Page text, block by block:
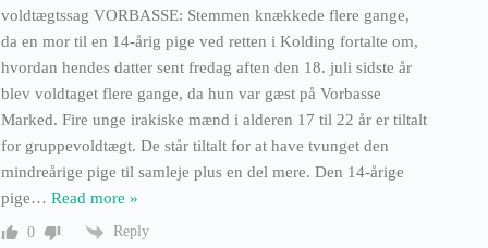
voldtægtssag VORBASSE: Stemmen knækkede flere gange,
da en mor til en 14-årig pige ved retten i Kolding fortalte om,
hvordan hendes datter sent fredag aften den 18. juli sidste år
blev voldtaget flere gange, da hun var gæst på Vorbasse
Marked. Fire unge irakiske mænd i alderen 17 til 22 år er tiltalt
for gruppevoldtægt. De står tiltalt for at have tvunget den
mindreårige pige til samleje plus en del mere. Den 14-årige
pige… Read more »
0 Reply